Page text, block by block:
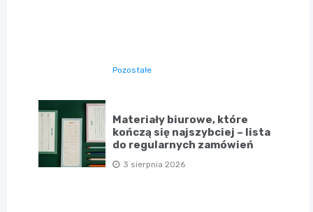
Pozostałe
Materiały biurowe, które
kończą się najszybciej – lista
do regularnych zamówień
3 sierpnia 2026